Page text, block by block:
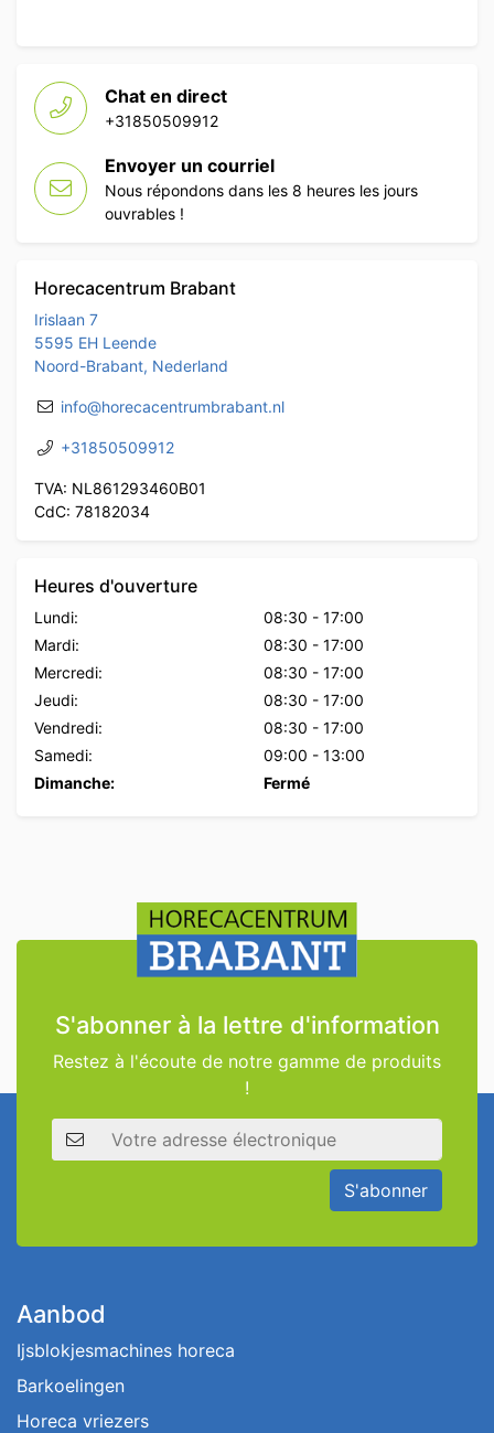
Chat en direct
+31850509912
Envoyer un courriel
Nous répondons dans les 8 heures les jours
ouvrables !
Horecacentrum Brabant
Irislaan 7
5595 EH Leende
Noord-Brabant, Nederland
info@horecacentrumbrabant.nl
+31850509912
TVA: NL861293460B01
CdC: 78182034
Heures d'ouverture
Lundi: 08:30 - 17:00
Mardi:
08:30 - 17:00
Mercredi:
08:30 - 17:00
Jeudi:
08:30 - 17:00
Vendredi:
08:30 - 17:00
Samedi:
09:00 - 13:00
Dimanche:
Fermé
S'abonner à la lettre d'information
Restez à l'écoute de notre gamme de produits
!
Adresse électronique
S'abonner
Aanbod
Ijsblokjesmachines horeca
Barkoelingen
Horeca vriezers